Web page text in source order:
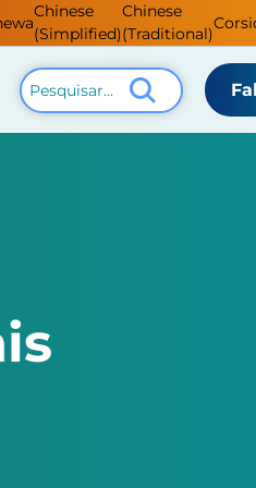
Chinese
(Simplified)
Chinese
(Traditional)